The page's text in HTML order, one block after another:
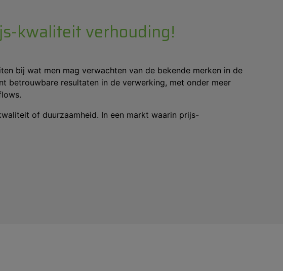
kwaliteit verhouding!
bij wat men mag verwachten van de bekende merken in de
betrouwbare resultaten in de verwerking, met onder meer
of duurzaamheid. In een markt waarin prijs-